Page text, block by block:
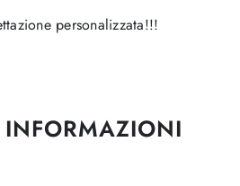
personalizzata!!!